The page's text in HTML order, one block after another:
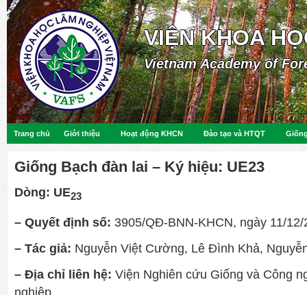
VIỆN KHOA
Vietnam Academy of
Trang chủ Giới thiệu Hoạt động KHCN Đào tạo và HTQT
Giống Bạch đàn lai – Ký hiệu: UE23
Dòng: UE23
– Quyết định số: 3905/QĐ-BNN-KHCN, ngày 11/12/
– Tác giả: Nguyễn Việt Cường, Lê Đình Khả,
– Địa chỉ liên hệ: Viện Nghiên cứu Giống và Công
nghiệp